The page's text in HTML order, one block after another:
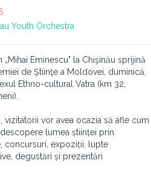
Youth Orchestra
„Mihai Eminescu" la Chişinău sprijină
de Ştiinţe a Moldovei, duminică,
Ethno-cultural Vatra (km 32,
vizitatorii vor avea ocazia să afle cum
lumea științei prin
concursuri, expoziții, lupte
degustări și prezentări